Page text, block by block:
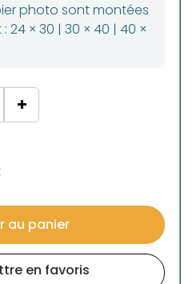
photo sont montées
× 30 | 30 × 40 | 40 ×
au panier
en favoris